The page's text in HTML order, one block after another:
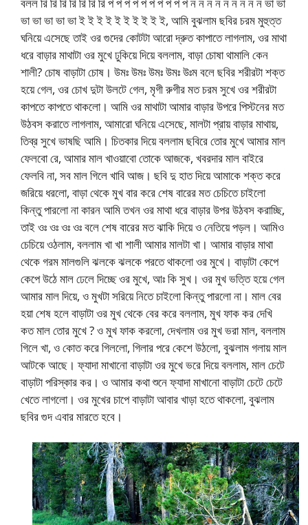
ভা ভা ভা ভা ভা ই ই ই ই ই ই ই ই ই ই, আমি বুঝলাম ছবির চরম মুহুত্ত
ঘনিয়ে এসেছে তাই ওর গুদের কোটটা আরো দ্রুত কাপাতে লাগলাম, ওর মাথা
ধরে বাড়ার মাথাটা ওর মুখে ঢুকিয়ে দিয়ে বললাম, বাড়া চোষা থামালি কেন
শালী? চোষ বাড়াটা চোষ। উমঃ উমঃ উমঃ উমঃ উঃম বলে ছবির শরীরটা শক্ত
হয়ে গেল, ওর চোখ দুটা উলটে গেল, মৃগী রুগীর মত চরম সুখে ওর শরীরটা
কাপতে কাপতে থাকলো। আমি ওর মাথাটা আমার বাড়ার উপরে পিস্টনের মত
উঠবস করাতে লাগলাম, আমারো ঘনিয়ে এসেছে, মালটা প্রায় বাড়ার মাথায়,
তিব্র সুখে ভাষছি আমি। চিতকার দিয়ে বললাম ছবিরে তোর মুখে আমার মাল
ফেলবো রে, আমার মাল খাওয়াবো তোকে আজকে, খবরদার মাল বাইরে
ফেলবি না, সব মাল গিলে খাবি আজ। ছবি দু হাত দিয়ে আমাকে শক্ত করে
জরিয়ে ধরলো, বাড়া থেকে মুখ বার করে শেষ বারের মত চেচিতে চাইলো
কিন্তু পারলো না কারন আমি তখন ওর মাথা ধরে বাড়ার উপর উঠবস করাচ্ছি,
তাই ওঃ ওঃ ওঃ ওঃ বলে শেষ বারের মত ঝাকি দিয়ে ও নেতিয়ে পড়ল। আমিও
চেচিয়ে ওঠলাম, বললাম খা খা শালী আমার মালটা খা। আমার বাড়ার মাথা
থেকে গরম মালগুলি ঝলকে ঝলকে পরতে থাকলো ওর মুখে। বাড়াটা কেপে
কেপে উঠে মাল ঢেলে দিচ্ছে ওর মুখে, আঃ কি সুখ। ওর মুখ ভত্তি হয়ে গেল
আমার মাল দিয়ে, ও মুখটা সরিয়ে নিতে চাইলো কিন্তু পারলো না। মাল বের
হয়া শেষ হলে বাড়াটা ওর মুখ থেকে বের করে বললাম, মুখ ফাক কর দেখি
কত মাল তোর মুখে ? ও মুখ ফাক করলো, দেখলাম ওর মুখ ভরা মাল, বললাম
গিলে খা, ও কোত করে গিললো, গিলার পরে কেশে উঠলো, বুঝলাম গলায় মাল
আটকে আছে। ফ্যাদা মাখানো বাড়াটা ওর মুখে ভরে দিয়ে বললাম, মাল চেটে
বাড়াটা পরিস্কার কর। ও আমার কথা শুনে ফ্যাদা মাখানো বাড়াটা চেটে চেটে
খেতে লাগলো। ওর মুখের চাপে বাড়াটা আবার খাড়া হতে থাকলো, বুঝলাম
ছবির গুদ এবার মারতে হবে।